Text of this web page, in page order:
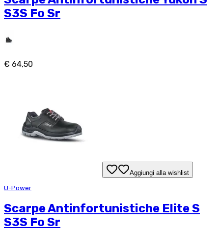
S3S Fo Sr
€ 64,50
Aggiungi alla wishlist
U-Power
Scarpe Antinfortunistiche Elite S
S3S Fo Sr